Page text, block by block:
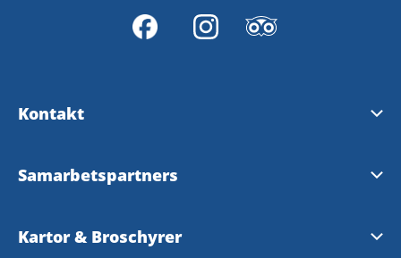
Kontakt
Kontakta oss
Samarbetspartners
AB Göta Kanalbolag
Kartor & Broschyrer